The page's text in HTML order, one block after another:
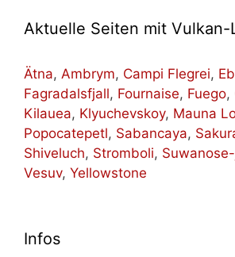
Aktuelle Seiten mit Vulkan-
Ätna, Ambrym, Campi Flegrei,
Fagradalsfjall, Fournaise, Fuego,
Kilauea, Klyuchevskoy, Mauna
Popocatepetl, Sabancaya,
Shiveluch, Stromboli,
Vesuv, Yellowstone
Infos